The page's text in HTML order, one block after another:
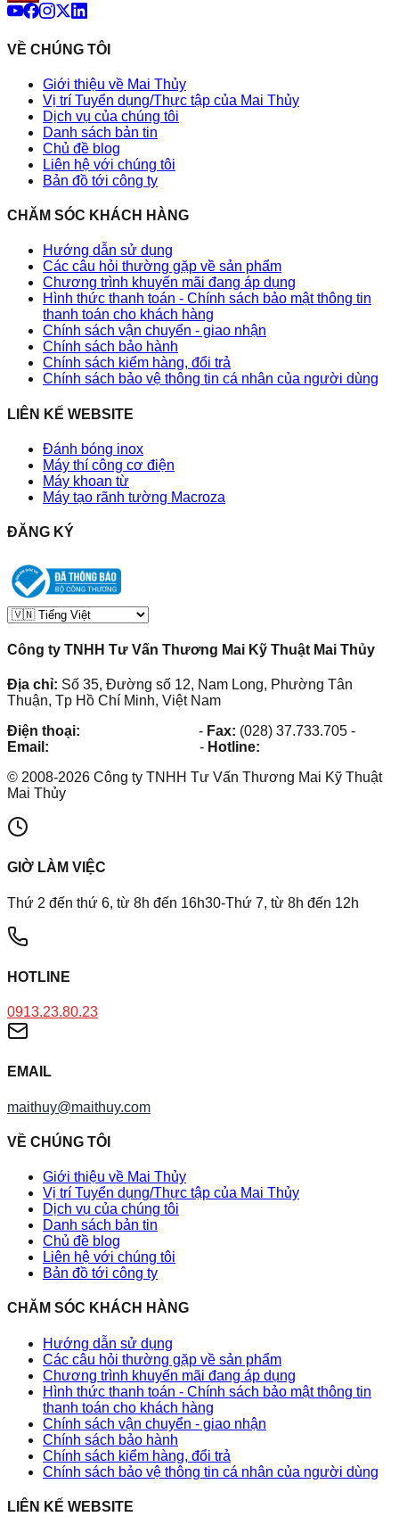
VỀ CHÚNG TÔI
Giới thiệu về Mai Thủy
Vị trí Tuyển dụng/Thực tập của Mai Thủy
Dịch vụ của chúng tôi
Danh sách bản tin
Chủ đề blog
Liên hệ với chúng tôi
Bản đồ tới công ty
CHĂM SÓC KHÁCH HÀNG
Hướng dẫn sử dụng
Các câu hỏi thường gặp về sản phẩm
Chương trình khuyến mãi đang áp dụng
Hình thức thanh toán - Chính sách bảo mật thông tin
thanh toán cho khách hàng
Chính sách vận chuyển - giao nhận
Chính sách bảo hành
Chính sách kiểm hàng, đổi trả
Chính sách bảo vệ thông tin cá nhân của người dùng
LIÊN KẾ WEBSITE
Đánh bóng inox
Máy thí công cơ điện
Máy khoan từ
Máy tạo rãnh tường Macroza
ĐĂNG KÝ
Công ty TNHH Tư Vấn Thương Mai Kỹ Thuật Mai Thủy
Địa chỉ: Số 35, Đường số 12, Nam Long, Phường Tân
Thuận, Tp Hồ Chí Minh, Việt Nam
Điện thoại:
- Fax: (028) 37.733.705 -
Email:
- Hotline:
© 2008-2026 Công ty TNHH Tư Vấn Thương Mai Kỹ Thuật
Mai Thủy
GIỜ LÀM VIỆC
Thứ 2 đến thứ 6, từ 8h đến 16h30-Thứ 7, từ 8h đến 12h
HOTLINE
0913.23.80.23
EMAIL
maithuy@maithuy.com
VỀ CHÚNG TÔI
Giới thiệu về Mai Thủy
Vị trí Tuyển dụng/Thực tập của Mai Thủy
Dịch vụ của chúng tôi
Danh sách bản tin
Chủ đề blog
Liên hệ với chúng tôi
Bản đồ tới công ty
CHĂM SÓC KHÁCH HÀNG
Hướng dẫn sử dụng
Các câu hỏi thường gặp về sản phẩm
Chương trình khuyến mãi đang áp dụng
Hình thức thanh toán - Chính sách bảo mật thông tin
thanh toán cho khách hàng
Chính sách vận chuyển - giao nhận
Chính sách bảo hành
Chính sách kiểm hàng, đổi trả
Chính sách bảo vệ thông tin cá nhân của người dùng
LIÊN KẾ WEBSITE